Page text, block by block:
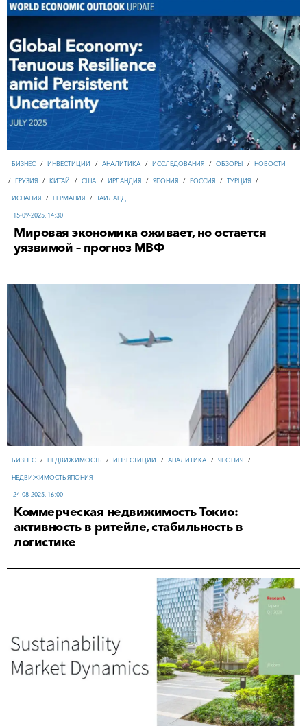
БИЗНЕС / ИНВЕСТИЦИИ / АНАЛИТИКА / ИССЛЕДОВАНИЯ / ОБЗОРЫ / НОВОСТИ
/ ГРУЗИЯ / КИТАЙ / США / ИРЛАНДИЯ / ЯПОНИЯ / РОССИЯ / ТУРЦИЯ /
ИСПАНИЯ / ГЕРМАНИЯ / ТАИЛАНД
15-09-2025, 14:30
Мировая экономика оживает, но остается
уязвимой – прогноз МВФ
БИЗНЕС / НЕДВИЖИМОСТЬ / ИНВЕСТИЦИИ / АНАЛИТИКА / ЯПОНИЯ /
НЕДВИЖИМОСТЬ ЯПОНИЯ
24-08-2025, 16:00
Коммерческая недвижимость Токио:
активность в ритейле, стабильность в
логистике